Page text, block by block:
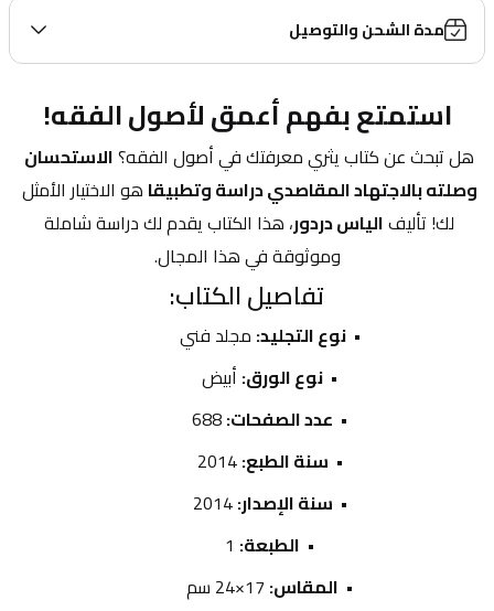
مدة الشحن والتوصيل
استمتع بفهم أعمق لأصول الفقه!
هل تبحث عن كتاب يثري معرفتك في أصول الفقه؟
وصلته بالاجتهاد المقاصدي دراسة وتطبيقا
لك! تأليف الياس دردور
وموثوقة في هذا المجال.
تفاصيل الكتاب:
نوع التجليد: مجلد فني
نوع الورق: أبيض
عدد الصفحات:
سنة الطبع: 2014
سنة الإصدار: 2014
الطبعة:
المقاس: